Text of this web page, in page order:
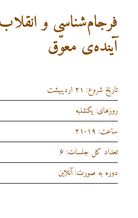
فرجام‌شناسی و
آینده‌ی معوّق
تاریخ شروع: ۲۱ اردیبهشت
روزهای: یکشنبه
ساعت: ۱۹-۲۱
تعداد کل جلسات: ۶
دوره به صورت: آنلاین